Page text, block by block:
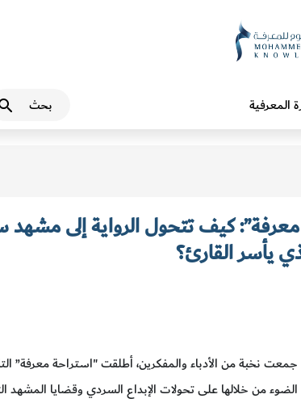
المعرفية
كيف تتحول الرواية إلى مشهد
يأسر القارئ؟
جمعت نخبة من الأدباء والمفكرين، أطلقت "استراحة معرفة”
من خلالها على تحولات الإبداع السردي وقضايا المشهد